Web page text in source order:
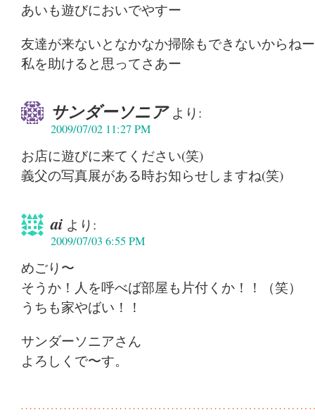
あいも遊びにおいでやすー
友達が来ないとなかなか掃除もできないからねー
私を助けると思ってさあー
サンダーソニア より:
2009/07/02 11:27 PM
お店に遊びに来てください(笑)
義父の写真展がある時お知らせしますね(笑)
ai より:
2009/07/03 6:55 PM
めごり〜
そうか！人を呼べば部屋も片付くか！！（笑）
うちも家やばい！！
サンダーソニアさん
よろしくで〜す。